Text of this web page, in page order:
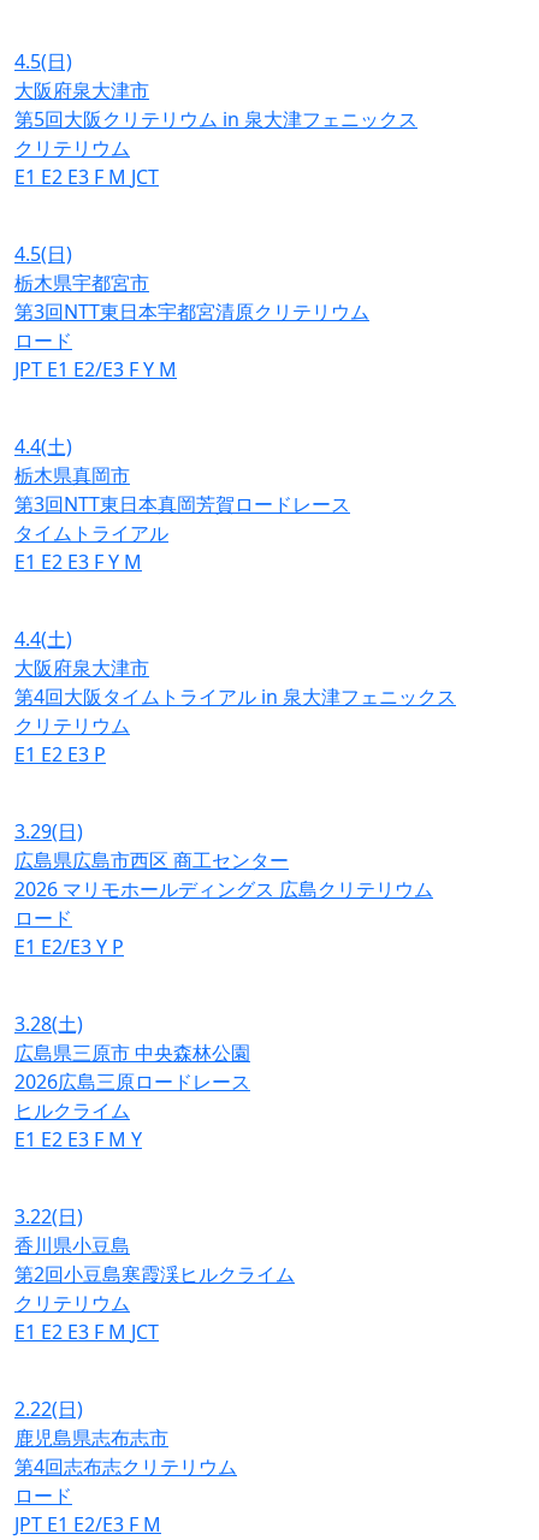
4.5(日)
大阪府泉大津市
第5回大阪クリテリウム in 泉大津フェニックス
クリテリウム
E1 E2 E3 F M JCT
4.5(日)
栃木県宇都宮市
第3回NTT東日本宇都宮清原クリテリウム
ロード
JPT E1 E2/E3 FY M
4.4(土)
栃木県真岡市
第3回NTT東日本真岡芳賀ロードレース
タイムトライアル
E1 E2 E3 FY M
4.4(土)
大阪府泉大津市
第4回大阪タイムトライアル in 泉大津フェニックス
クリテリウム
E1 E2 E3 P
3.29(日)
広島県広島市西区 商工センター
2026 マリモホールディングス 広島クリテリウム
ロード
E1 E2/E3Y P
3.28(土)
広島県三原市 中央森林公園
2026広島三原ロードレース
ヒルクライム
E1 E2 E3 F M Y
3.22(日)
香川県小豆島
第2回小豆島寒霞渓ヒルクライム
クリテリウム
E1 E2 E3 F M JCT
2.22(日)
鹿児島県志布志市
第4回志布志クリテリウム
ロード
JPT E1 E2/E3 F M